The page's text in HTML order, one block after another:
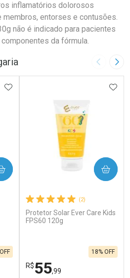
inflamatórios dolorosos
membros, entorses e contusões.
não é indicado para pacientes
da fórmula.
Imagem
ADICIONAR AOS FAVORITOS
(2)
Protetor Solar Ever Care Kids
FPS60 120g
R$55,99
18% OFF
COMPRAR